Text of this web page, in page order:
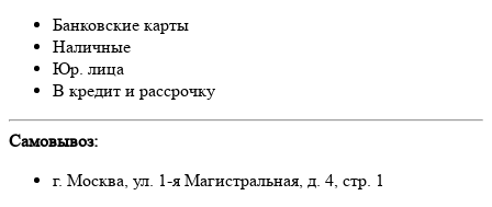
Банковские карты
Наличные
Юр. лица
В кредит и рассрочку
Самовывоз:
г. Москва, ул. 1-я Магистральная, д. 4, стр. 1